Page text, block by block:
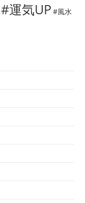
#運気UP #風水